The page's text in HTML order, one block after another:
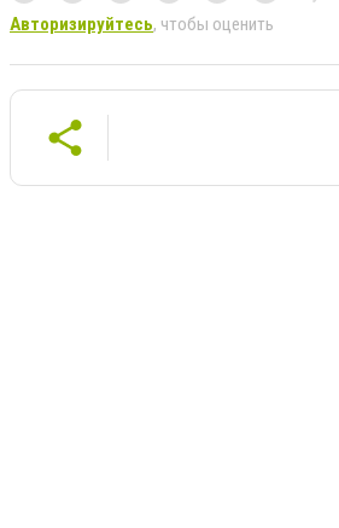
Авторизируйтесь, чтобы оценить